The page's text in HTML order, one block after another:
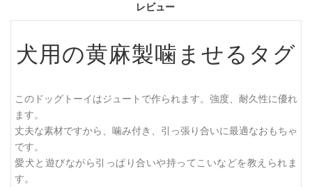
レビュー
犬用の黄麻製噛ませるタグ
このドッグトーイはジュートで作られます。強度、耐久性に優れ
ます。
丈夫な素材ですから、噛み付き、引っ張り合いに最適なおもちゃ
です。
愛犬と遊びながら引っぱり合いや持ってこいなどを教えられま
す。